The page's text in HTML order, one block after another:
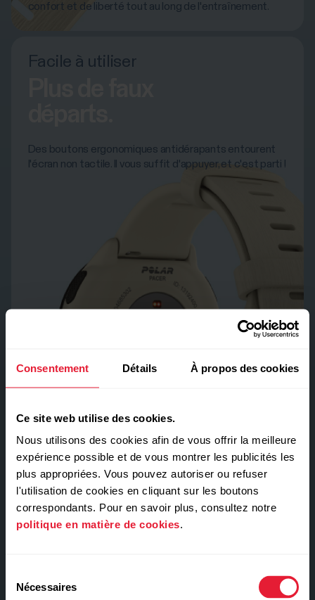
Consentement Détails À propos des cookies
Ce site web utilise des cookies.
Nous utilisons des cookies afin de vous offrir la meilleure
expérience possible et de vous montrer les publicités les
plus appropriées. Vous pouvez autoriser ou refuser
l'utilisation de cookies en cliquant sur les boutons
correspondants. Pour en savoir plus, consultez notre
politique en matière de cookies.
Nécessaires
confort et de liberté tout au long de l'entraînement.
Facile à utiliser
Des boutons ergonomiques antidérapants entourent
l'écran non tactile. Il vous suffit d'appuyer, et c'est parti !
Pratiquement imperceptible
Aussi légère
que 40 g de
plumes.
Design fin, extra-plat pour un confort maximal et sans